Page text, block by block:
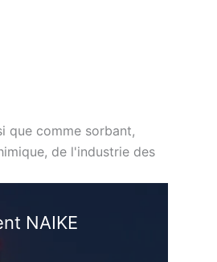
que comme sorbant,
de l'industrie des
NAIKE